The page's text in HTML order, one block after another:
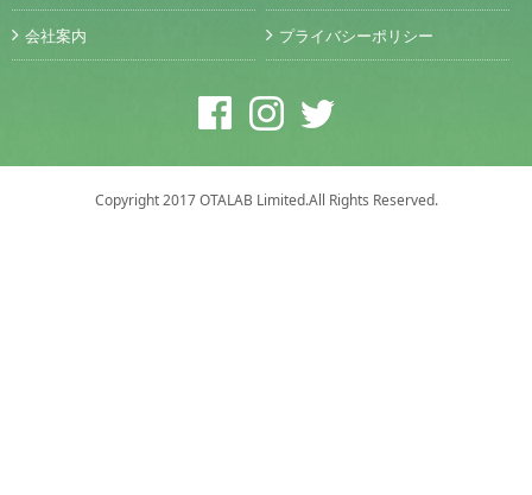
会社案内 プライバシーポリシー
Copyright 2017 OTALAB Limited.All Rights Reserved.